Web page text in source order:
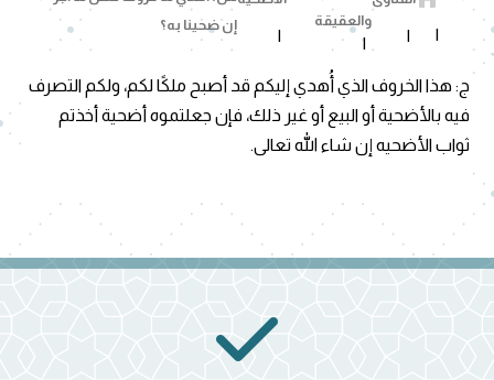
والعقيقة
إن ضحينا به؟
ج: هذا الخروف الذي أُهدي إليكم قد أصبح ملكًا لكم، ولكم التصرف
فيه بالأضحية أو البيع أو غير ذلك، فإن جعلتموه أضحية أخذتم
ثواب الأضحيه إن شاء الله تعالى.